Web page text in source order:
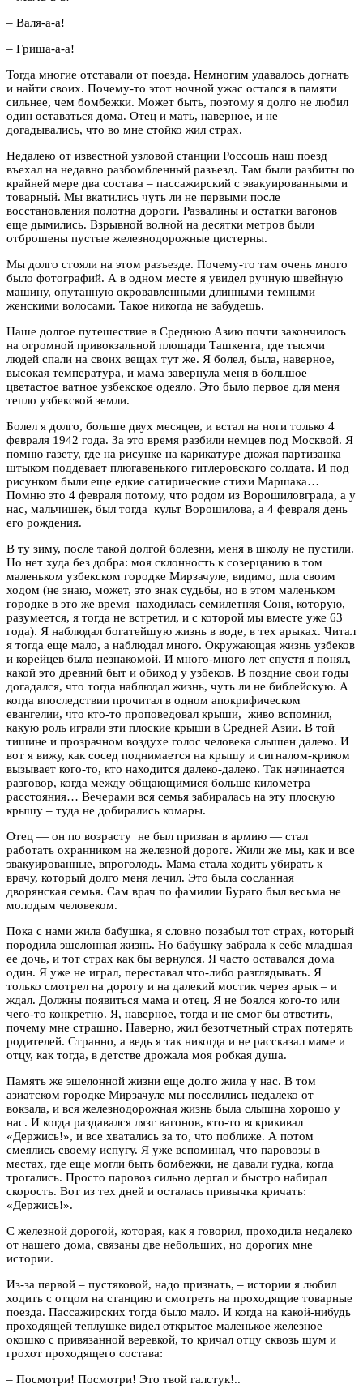
– Валя-а-а!
– Гриша-а-а!
Тогда многие отставали от поезда. Немногим удавалось догнать
и найти своих. Почему-то этот ночной ужас остался в памяти
сильнее, чем бомбежки. Может быть, поэтому я долго не любил
один оставаться дома. Отец и мать, наверное, и не
догадывались, что во мне стойко жил страх.
Недалеко от известной узловой станции Россошь наш поезд
въехал на недавно разбомбленный разъезд. Там были разбиты по
крайней мере два состава – пассажирский с эвакуированными и
товарный. Мы вкатились чуть ли не первыми после
восстановления полотна дороги. Развалины и остатки вагонов
еще дымились. Взрывной волной на десятки метров были
отброшены пустые железнодорожные цистерны.
Мы долго стояли на этом разъезде. Почему-то там очень много
было фотографий. А в одном месте я увидел ручную швейную
машину, опутанную окровавленными длинными темными
женскими волосами. Такое никогда не забудешь.
Наше долгое путешествие в Среднюю Азию почти закончилось
на огромной привокзальной площади Ташкента, где тысячи
людей спали на своих вещах тут же. Я болел, была, наверное,
высокая температура, и мама завернула меня в большое
цветастое ватное узбекское одеяло. Это было первое для меня
тепло узбекской земли.
Болел я долго, больше двух месяцев, и встал на ноги только 4
февраля 1942 года. За это время разбили немцев под Москвой. Я
помню газету, где на рисунке на карикатуре дюжая партизанка
штыком поддевает плюгавенького гитлеровского солдата. И под
рисунком были еще едкие сатирические стихи Маршака…
Помню это 4 февраля потому, что родом из Ворошиловграда, а у
нас, мальчишек, был тогда культ Ворошилова, а 4 февраля день
его рождения.
В ту зиму, после такой долгой болезни, меня в школу не пустили.
Но нет худа без добра: моя склонность к созерцанию в том
маленьком узбекском городке Мирзачуле, видимо, шла своим
ходом (не знаю, может, это знак судьбы, но в этом маленьком
городке в это же время находилась семилетняя Соня, которую,
разумеется, я тогда не встретил, и с которой мы вместе уже 63
года). Я наблюдал богатейшую жизнь в воде, в тех арыках. Читал
я тогда еще мало, а наблюдал много. Окружающая жизнь узбеков
и корейцев была незнакомой. И много-много лет спустя я понял,
какой это древний быт и обиход у узбеков. В поздние свои годы
догадался, что тогда наблюдал жизнь, чуть ли не библейскую. А
когда впоследствии прочитал в одном апокрифическом
евангелии, что кто-то проповедовал крыши, живо вспомнил,
какую роль играли эти плоские крыши в Средней Азии. В той
тишине и прозрачном воздухе голос человека слышен далеко. И
вот я вижу, как сосед поднимается на крышу и сигналом-криком
вызывает кого-то, кто находится далеко-далеко. Так начинается
разговор, когда между общающимися больше километра
расстояния… Вечерами вся семья забиралась на эту плоскую
крышу – туда не добирались комары.
Отец — он по возрасту не был призван в армию — стал
работать охранником на железной дороге. Жили же мы, как и все
эвакуированные, впроголодь. Мама стала ходить убирать к
врачу, который долго меня лечил. Это была сосланная
дворянская семья. Сам врач по фамилии Бураго был весьма не
молодым человеком.
Пока с нами жила бабушка, я словно позабыл тот страх, который
породила эшелонная жизнь. Но бабушку забрала к себе младшая
ее дочь, и тот страх как бы вернулся. Я часто оставался дома
один. Я уже не играл, переставал что-либо разглядывать. Я
только смотрел на дорогу и на далекий мостик через арык – и
ждал. Должны появиться мама и отец. Я не боялся кого-то или
чего-то конкретно. Я, наверное, тогда и не смог бы ответить,
почему мне страшно. Наверно, жил безотчетный страх потерять
родителей. Странно, а ведь я так никогда и не рассказал маме и
отцу, как тогда, в детстве дрожала моя робкая душа.
Память же эшелонной жизни еще долго жила у нас. В том
азиатском городке Мирзачуле мы поселились недалеко от
вокзала, и вся железнодорожная жизнь была слышна хорошо у
нас. И когда раздавался лязг вагонов, кто-то вскрикивал
«Держись!», и все хватались за то, что поближе. А потом
смеялись своему испугу. Я уже вспоминал, что паровозы в
местах, где еще могли быть бомбежки, не давали гудка, когда
трогались. Просто паровоз сильно дергал и быстро набирал
скорость. Вот из тех дней и осталась привычка кричать:
«Держись!».
С железной дорогой, которая, как я говорил, проходила недалеко
от нашего дома, связаны две небольших, но дорогих мне
истории.
Из-за первой – пустяковой, надо признать, – истории я любил
ходить с отцом на станцию и смотреть на проходящие товарные
поезда. Пассажирских тогда было мало. И когда на какой-нибудь
проходящей теплушке видел открытое маленькое железное
окошко с привязанной веревкой, то кричал отцу сквозь шум и
грохот проходящего состава:
– Посмотри! Посмотри! Это твой галстук!..